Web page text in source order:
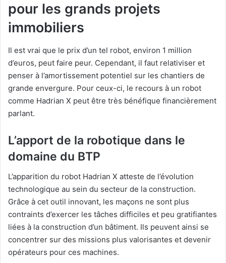
pour les grands projets
immobiliers
Il est vrai que le prix d’un tel robot, environ 1 million
d’euros, peut faire peur. Cependant, il faut relativiser et
penser à l’amortissement potentiel sur les chantiers de
grande envergure. Pour ceux-ci, le recours à un robot
comme Hadrian X peut être très bénéfique financièrement
parlant.
L’apport de la robotique dans le
domaine du BTP
L’apparition du robot Hadrian X atteste de l’évolution
technologique au sein du secteur de la construction.
Grâce à cet outil innovant, les maçons ne sont plus
contraints d’exercer les tâches difficiles et peu gratifiantes
liées à la construction d’un bâtiment. Ils peuvent ainsi se
concentrer sur des missions plus valorisantes et devenir
opérateurs pour ces machines.